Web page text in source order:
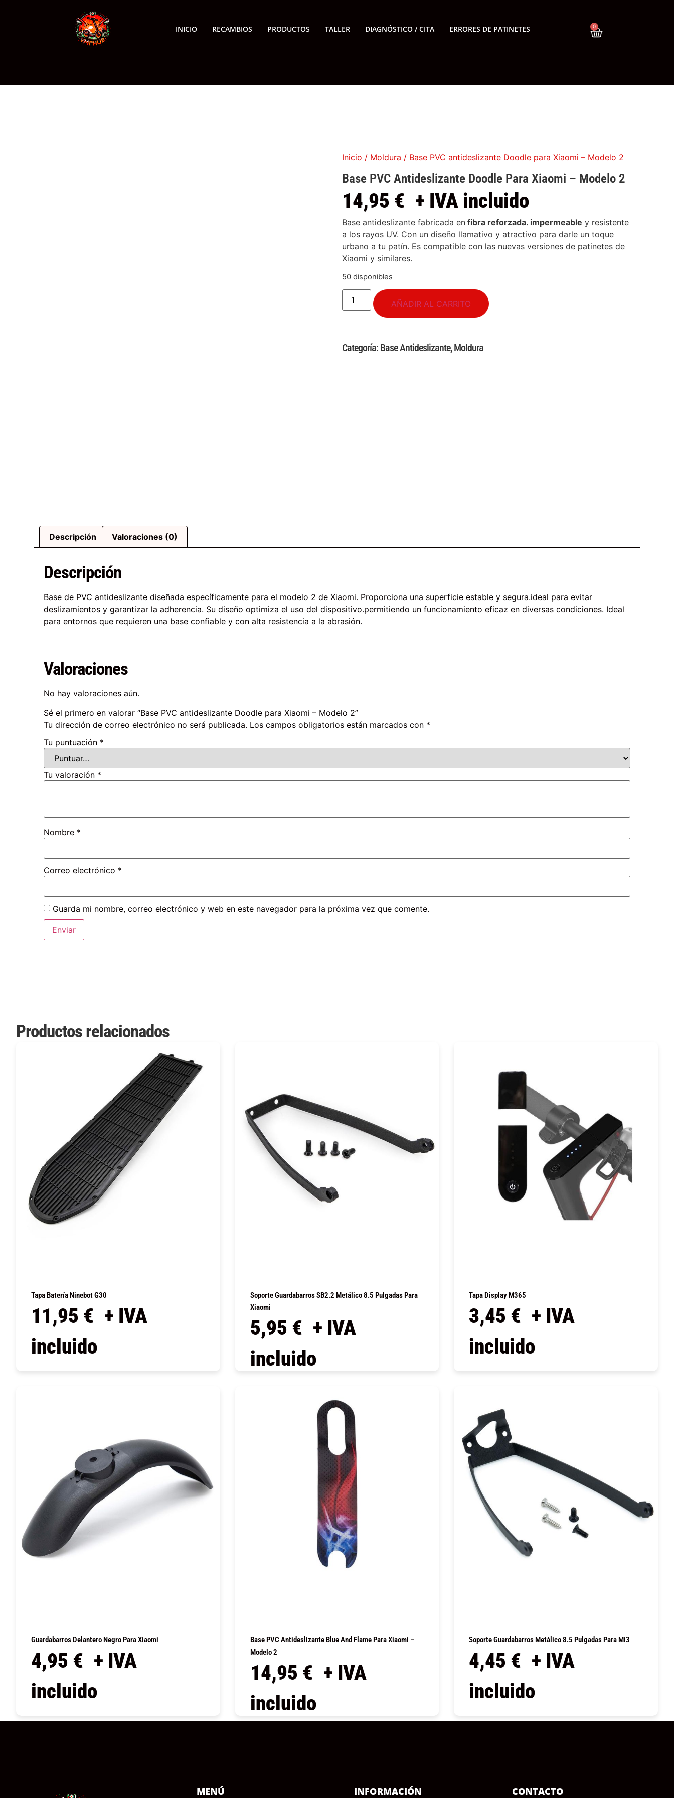
INICIO RECAMBIOS PRODUCTOS TALLER DIAGNÓSTICO / CITA ERRORES DE PATINETES 0
Inicio / Moldura / Base PVC antideslizante Doodle para Xiaomi – Modelo 2
Base PVC Antideslizante Doodle Para Xiaomi – Modelo 2
14,95 € + IVA incluido
Base antideslizante fabricada en fibra reforzada. impermeable y resistente
a los rayos UV. Con un diseño llamativo y atractivo para darle un toque
urbano a tu patín. Es compatible con las nuevas versiones de patinetes de
Xiaomi y similares.
50 disponibles
AÑADIR AL CARRITO
Categoría: Base Antideslizante,Moldura
Descripción Valoraciones (0)
Descripción
Base de PVC antideslizante diseñada específicamente para el modelo 2 de Xiaomi. Proporciona una superficie estable y segura.ideal para evitar
deslizamientos y garantizar la adherencia. Su diseño optimiza el uso del dispositivo.permitiendo un funcionamiento eficaz en diversas condiciones. Ideal
para entornos que requieren una base confiable y con alta resistencia a la abrasión.
Valoraciones
No hay valoraciones aún.
Sé el primero en valorar “Base PVC antideslizante Doodle para Xiaomi – Modelo 2”
Tu dirección de correo electrónico no será publicada. Los campos obligatorios están marcados con *
Tu puntuación *
Tu valoración *
Nombre *
Correo electrónico *
Guarda mi nombre, correo electrónico y web en este navegador para la próxima vez que comente.
Productos relacionados
Tapa Batería Ninebot G30
11,95 € + IVA
incluido
Soporte Guardabarros SB2.2 Metálico 8.5 Pulgadas Para
Xiaomi
5,95 € + IVA
incluido
Tapa Display M365
3,45 € + IVA
incluido
Guardabarros Delantero Negro Para Xiaomi
4,95 € + IVA
incluido
Base PVC Antideslizante Blue And Flame Para Xiaomi –
Modelo 2
14,95 € + IVA
incluido
Soporte Guardabarros Metálico 8.5 Pulgadas Para Mi3
4,45 € + IVA
incluido
MENÚ INFORMACIÓN CONTACTO